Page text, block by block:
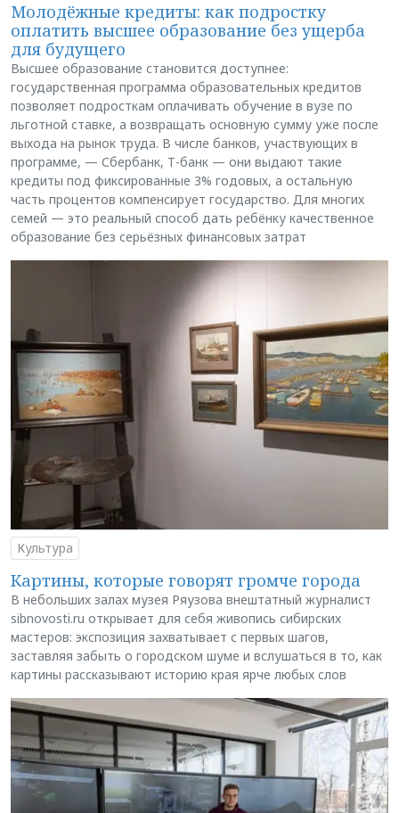
Молодёжные кредиты: как подростку
оплатить высшее образование без ущерба
для будущего
Высшее образование становится доступнее:
государственная программа образовательных кредитов
позволяет подросткам оплачивать обучение в вузе по
льготной ставке, а возвращать основную сумму уже после
выхода на рынок труда. В числе банков, участвующих в
программе, — Сбербанк, Т-банк — они выдают такие
кредиты под фиксированные 3% годовых, а остальную
часть процентов компенсирует государство. Для многих
семей — это реальный способ дать ребёнку качественное
образование без серьёзных финансовых затрат
Культура
Картины, которые говорят громче города
В небольших залах музея Ряузова внештатный журналист
sibnovosti.ru открывает для себя живопись сибирских
мастеров: экспозиция захватывает с первых шагов,
заставляя забыть о городском шуме и вслушаться в то, как
картины рассказывают историю края ярче любых слов